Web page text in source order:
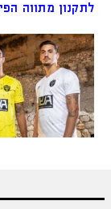
לתקנון מתווה